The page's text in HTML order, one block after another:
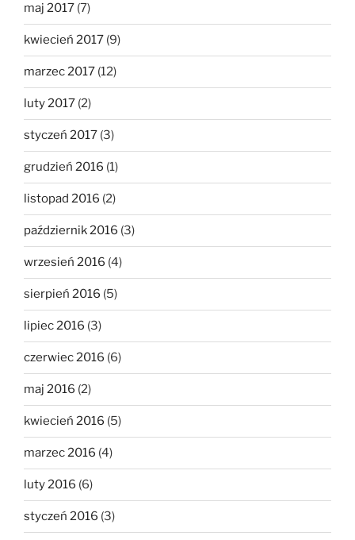
maj 2017 (7)
kwiecień 2017 (9)
marzec 2017 (12)
luty 2017 (2)
styczeń 2017 (3)
grudzień 2016 (1)
listopad 2016 (2)
październik 2016 (3)
wrzesień 2016 (4)
sierpień 2016 (5)
lipiec 2016 (3)
czerwiec 2016 (6)
maj 2016 (2)
kwiecień 2016 (5)
marzec 2016 (4)
luty 2016 (6)
styczeń 2016 (3)